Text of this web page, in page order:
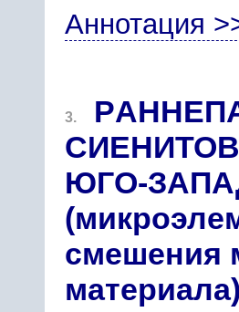
Аннотация
3.
ЮГО-
cмешения